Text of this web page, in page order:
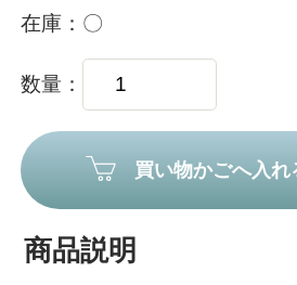
在庫 〇
数量
買い物かごへ入れ
商品説明